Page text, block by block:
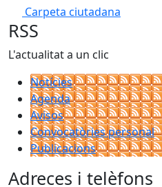
Carpeta ciutadana
RSS
L'actualitat a un clic
Notícies
Agenda
Avisos
Convocatòries personal
Publicacions
Adreces i telèfons